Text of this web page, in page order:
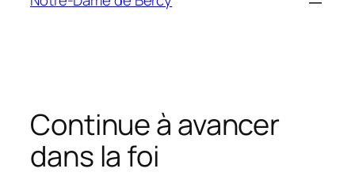
Continue à avancer
dans la foi